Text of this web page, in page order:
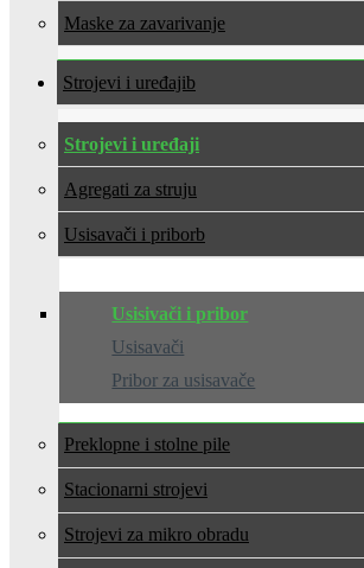
Maske za zavarivanje
Strojevi i uređaji
Strojevi i uređaji
Agregati za struju
Usisavači i pribor
Usisivači i pribor
Usisavači
Pribor za usisavače
Preklopne i stolne pile
Stacionarni strojevi
Strojevi za mikro obradu